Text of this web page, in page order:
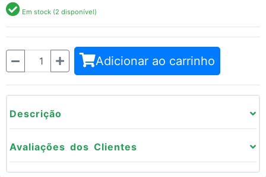
Em stock (2 disponível)
Quantidade Adicionar ao carrinho
Descrição
Avaliações dos Clientes